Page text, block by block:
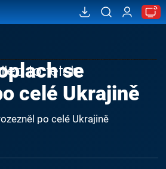
to fetch
se
celé Ukrajině
po celé Ukrajině